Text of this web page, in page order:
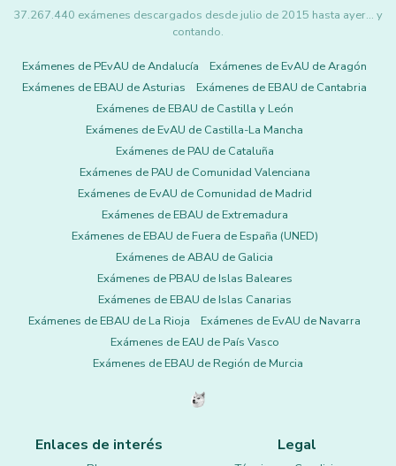
37.267.440 exámenes descargados desde julio de 2015 hasta ayer... y
contando.
Exámenes de PEvAU de Andalucía
Exámenes de EvAU de Aragón
Exámenes de EBAU de Asturias
Exámenes de EBAU de Cantabria
Exámenes de EBAU de Castilla y León
Exámenes de EvAU de Castilla-La Mancha
Exámenes de PAU de Cataluña
Exámenes de PAU de Comunidad Valenciana
Exámenes de EvAU de Comunidad de Madrid
Exámenes de EBAU de Extremadura
Exámenes de EBAU de Fuera de España (UNED)
Exámenes de ABAU de Galicia
Exámenes de PBAU de Islas Baleares
Exámenes de EBAU de Islas Canarias
Exámenes de EBAU de La Rioja
Exámenes de EvAU de Navarra
Exámenes de EAU de País Vasco
Exámenes de EBAU de Región de Murcia
Enlaces de interés Legal